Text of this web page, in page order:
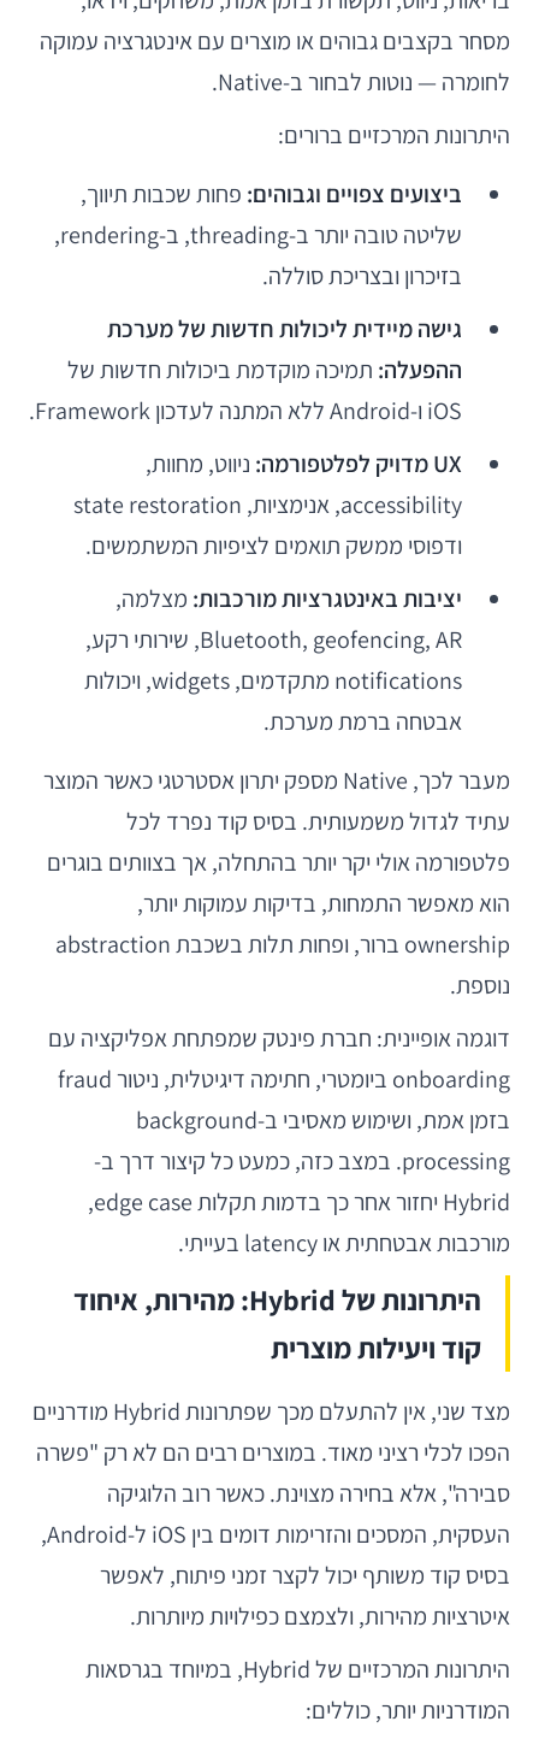
מסחר בקצבים גבוהים או מוצרים עם אינטגרציה עמוקה
לחומרה — נוטות לבחור ב-Native.
היתרונות המרכזיים ברורים:
ביצועים צפויים וגבוהים: פחות שכבות תיווך,
שליטה טובה יותר ב-threading, ב-rendering,
בזיכרון ובצריכת סוללה.
גישה מיידית ליכולות חדשות של מערכת
ההפעלה: תמיכה מוקדמת ביכולות חדשות של
iOS ו-Android ללא המתנה לעדכון Framework.
UX מדויק לפלטפורמה:
ניווט, מחוות,
accessibility, אנימציות, state restoration
ודפוסי ממשק תואמים לציפיות המשתמשים.
יציבות באינטגרציות מורכבות: מצלמה,
Bluetooth, geofencing, AR, שירותי רקע,
notifications מתקדמים, widgets, ויכולות
אבטחה ברמת מערכת.
מעבר לכך, Native מספק יתרון אסטרטגי כאשר המוצר
עתיד לגדול משמעותית. בסיס קוד נפרד לכל
פלטפורמה אולי יקר יותר בהתחלה, אך בצוותים בוגרים
הוא מאפשר התמחות, בדיקות עמוקות יותר,
ownership ברור, ופחות תלות בשכבת abstraction
נוספת.
דוגמה אופיינית: חברת פינטק שמפתחת אפליקציה עם
onboarding ביומטרי, חתימה דיגיטלית, ניטור fraud
בזמן אמת, ושימוש מאסיבי ב-background
processing. במצב כזה, כמעט כל קיצור דרך ב-
Hybrid יחזור אחר כך בדמות תקלות edge case,
מורכבות אבטחתית או latency בעייתי.
היתרונות של Hybrid: מהירות, איחוד
קוד ויעילות מוצרית
מצד שני, אין להתעלם מכך שפתרונות Hybrid מודרניים
הפכו לכלי רציני מאוד. במוצרים רבים הם לא רק "פשרה
סבירה", אלא בחירה מצוינת. כאשר רוב הלוגיקה
העסקית, המסכים והזרימות דומים בין iOS ל-Android,
בסיס קוד משותף יכול לקצר זמני פיתוח, לאפשר
איטרציות מהירות, ולצמצם כפילויות מיותרות.
היתרונות המרכזיים של Hybrid, במיוחד בגרסאות
המודרניות יותר, כוללים: